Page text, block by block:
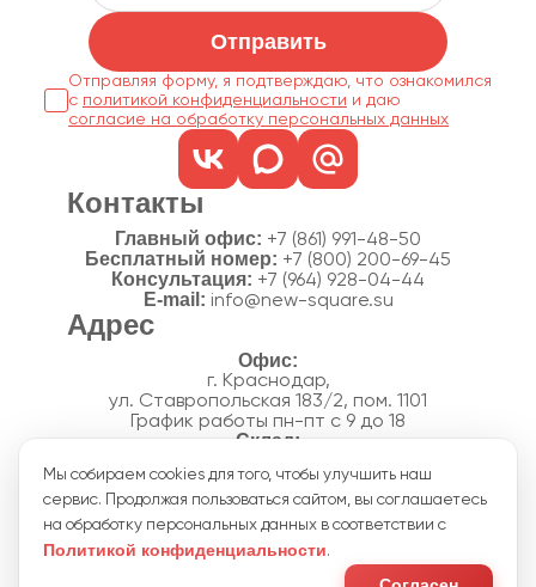
Отправить
Отправляя форму, я подтверждаю, что ознакомился
с политикой конфиденциальности
согласие на обработку персональных данных
Контакты
Главный офис: +7 (861) 991-48-50
Бесплатный номер: +7 (800) 200-69-45
Консультация: +7 (964) 928-04-44
E-mail: info@new-square.su
Адрес
г. Краснодар,
ул. Ставропольская 183/2, пом. 1101
График работы пн-пт с 9 до 18
п. Новознаменский, ул.Производственная, 15
График работы склада пн-пт с 8 до 18
Акции
Политика конфиденциальности
Согласие на обработку персональных данных
Мы собираем cookies для того, чтобы улучшить наш
сервис. Продолжая пользоваться сайтом, вы соглашаетесь
на обработку персональных данных в соответствии с
Политикой конфиденциальности.